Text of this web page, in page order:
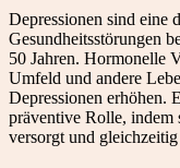
Depressionen sind eine
Gesundheitsstörungen
50 Jahren. Hormonelle
Umfeld und andere
Depressionen erhöhen.
präventive Rolle, indem
versorgt und